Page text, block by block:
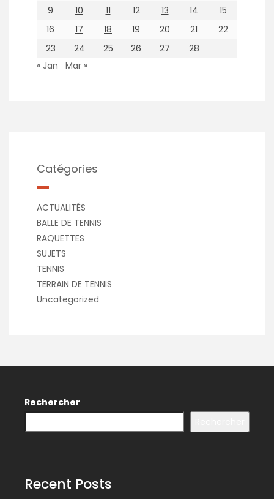
9
10 11 12 13 14
15
16
17 18 19 20 21
22
23
24 25 26 27
28
« Jan
Mar »
Catégories
ACTUALITÉS
BALLE DE TENNIS
RAQUETTES
SUJETS
TENNIS
TERRAIN DE TENNIS
Uncategorized
Rechercher
Recent Posts